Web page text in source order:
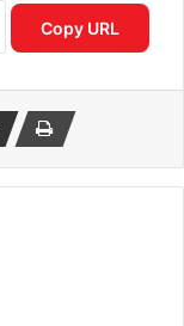
Copy URL